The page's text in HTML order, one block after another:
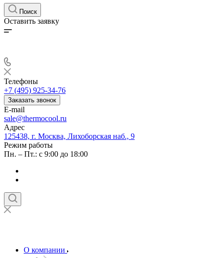
Поиск
Оставить заявку
Телефоны
+7 (495) 925-34-76
Заказать звонок
E-mail
sale@thermocool.ru
Адрес
125438, г. Москва, Лихоборская наб., 9
Режим работы
Пн. – Пт.: с 9:00 до 18:00
О компании